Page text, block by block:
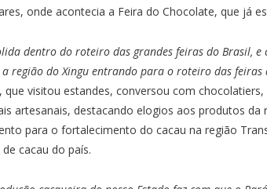
onde acontecia a Feira do Chocolate, que já
dentro do roteiro das grandes feiras do Brasil,
região do Xingu entrando para o roteiro das feiras
que visitou estandes, conversou com
artesanais, destacando elogios aos produtos da
para o fortalecimento do cacau na região
cacau do país.